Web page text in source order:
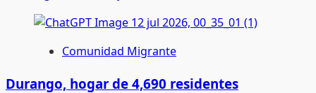
zozobra
a
familias
duranguenses
Comunidad Migrante
Durango, hogar de 4,690 residentes